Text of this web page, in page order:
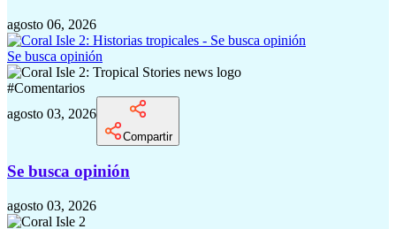
agosto 06, 2026
Se busca opinión
#Comentarios
agosto 03, 2026
Compartir
Se busca opinión
agosto 03, 2026